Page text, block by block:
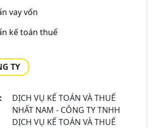
vay vốn
kế toán thuế
TY
DỊCH VỤ KẾ TOÁN VÀ THUẾ
NHẤT NAM - CÔNG TY TNHH
DỊCH VỤ KẾ TOÁN VÀ THUẾ